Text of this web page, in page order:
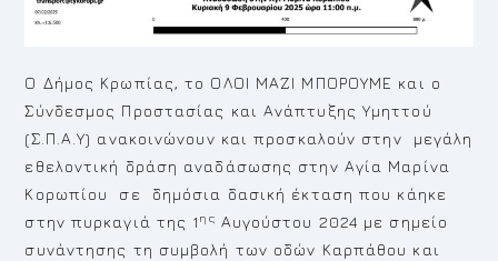
Ο Δήμος Κρωπίας, το ΟΛΟΙ ΜΑΖΙ ΜΠΟΡΟΥΜΕ και ο
Σύνδεσμος Προστασίας και Ανάπτυξης Υμηττού
(Σ.Π.Α.Υ) ανακοινώνουν και προσκαλούν στην μεγάλη
εθελοντική δράση αναδάσωσης στην Αγία Μαρίνα
Κορωπίου σε δημόσια δασική έκταση που κάηκε
στην πυρκαγιά της 1 ης Αυγούστου 2024 με σημείο
συνάντησης τη συμβολή των οδών Καρπάθου και